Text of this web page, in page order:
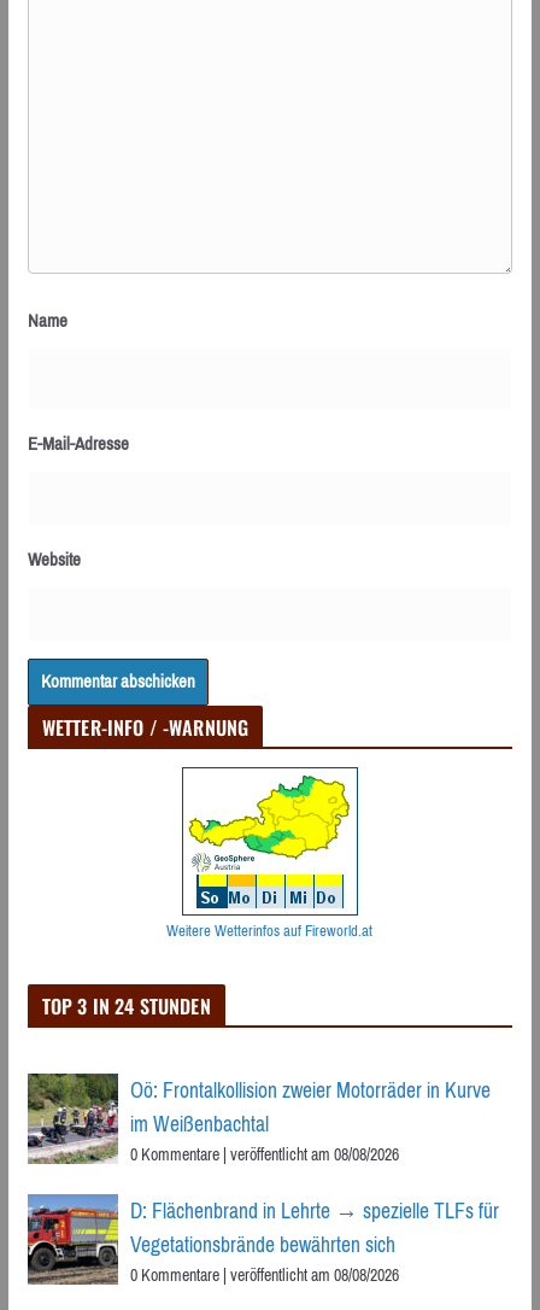
Name
E-Mail-Adresse
Website
WETTER-INFO / -WARNUNG
Weitere Wetterinfos auf Fireworld.at
TOP 3 IN 24 STUNDEN
Oö: Frontalkollision zweier Motorräder in Kurve
im Weißenbachtal
0 Kommentare|veröffentlicht am 08/08/2026
D: Flächenbrand in Lehrte → spezielle TLFs für
Vegetationsbrände bewährten sich
0 Kommentare|veröffentlicht am 08/08/2026